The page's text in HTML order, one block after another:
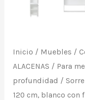
Inicio / Muebles /
ALACENAS / Para
profundidad /
120 cm, blanco con
prof.).
cantidad